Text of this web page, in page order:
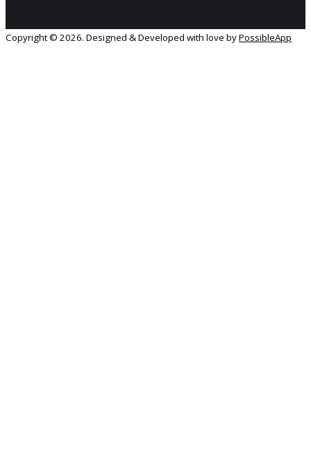
Copyright © 2026. Designed & Developed with love byPossibleApp